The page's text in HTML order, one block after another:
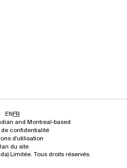
ENFR
and Montreal-based
de confidentialité
d'utilisation
du site
Limitée. Tous droits réservés.